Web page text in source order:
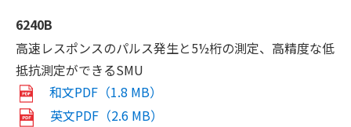
6240B
高速レスポンスのパルス発生と5½桁の測定、高精度な低
抵抗測定ができるSMU
和文PDF（1.8 MB）
英文PDF（2.6 MB）